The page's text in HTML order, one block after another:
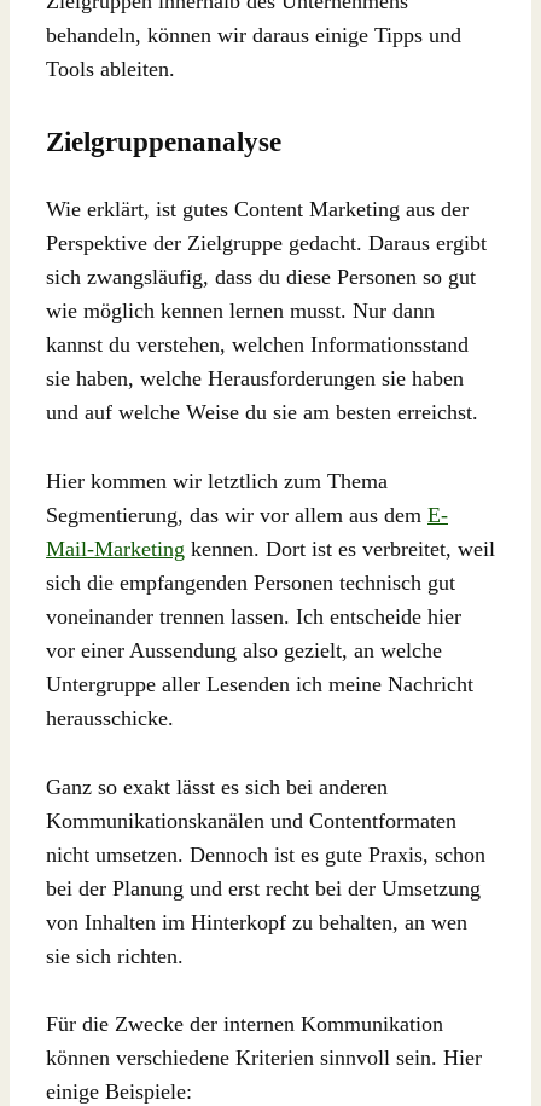
behandeln, können wir daraus einige Tipps und
Tools ableiten.
Zielgruppenanalyse
Wie erklärt, ist gutes Content Marketing aus der
Perspektive der Zielgruppe gedacht. Daraus ergibt
sich zwangsläufig, dass du diese Personen so gut
wie möglich kennen lernen musst. Nur dann
kannst du verstehen, welchen Informationsstand
sie haben, welche Herausforderungen sie haben
und auf welche Weise du sie am besten erreichst.
Hier kommen wir letztlich zum Thema
Segmentierung, das wir vor allem aus dem E-
Mail-Marketing kennen. Dort ist es verbreitet, weil
sich die empfangenden Personen technisch gut
voneinander trennen lassen. Ich entscheide hier
vor einer Aussendung also gezielt, an welche
Untergruppe aller Lesenden ich meine Nachricht
herausschicke.
Ganz so exakt lässt es sich bei anderen
Kommunikationskanälen und Contentformaten
nicht umsetzen. Dennoch ist es gute Praxis, schon
bei der Planung und erst recht bei der Umsetzung
von Inhalten im Hinterkopf zu behalten, an wen
sie sich richten.
Für die Zwecke der internen Kommunikation
können verschiedene Kriterien sinnvoll sein. Hier
einige Beispiele: